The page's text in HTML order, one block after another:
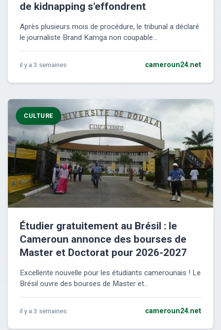
de kidnapping s'effondrent
Après plusieurs mois de procédure, le tribunal a déclaré
le journaliste Brand Kamga non coupable...
il y a 3 semaines cameroun24.net
CULTURE
Étudier gratuitement au Brésil : le
Cameroun annonce des bourses de
Master et Doctorat pour 2026-2027
Excellente nouvelle pour les étudiants camerounais ! Le
Brésil ouvre des bourses de Master et...
il y a 3 semaines cameroun24.net